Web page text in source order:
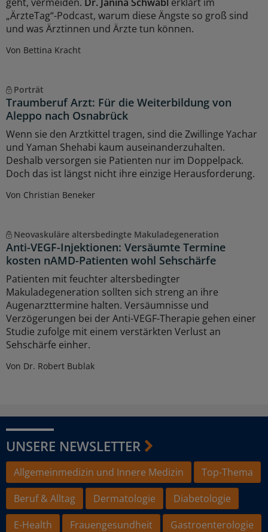
„ÄrzteTag“-Podcast, warum diese Ängste so groß sind
und was Ärztinnen und Ärzte tun können.
Von Bettina Kracht
Porträt
Traumberuf Arzt: Für die Weiterbildung von
Aleppo nach Osnabrück
Wenn sie den Arztkittel tragen, sind die Zwillinge Yachar
und Yaman Shehabi kaum auseinanderzuhalten.
Deshalb versorgen sie Patienten nur im Doppelpack.
Doch das ist längst nicht ihre einzige Herausforderung.
Von Christian Beneker
Neovaskuläre altersbedingte Makuladegeneration
Anti-VEGF-Injektionen: Versäumte Termine
kosten nAMD-Patienten wohl Sehschärfe
Patienten mit feuchter altersbedingter
Makuladegeneration sollten sich streng an ihre
Augenarzttermine halten. Versäumnisse und
Verzögerungen bei der Anti-VEGF-Therapie gehen einer
Studie zufolge mit einem verstärkten Verlust an
Sehschärfe einher.
Von Dr. Robert Bublak
UNSERE NEWSLETTER
Allgemeinmedizin und Innere Medizin
Top-Thema
Beruf & Alltag
Dermatologie
Diabetologie
E-Health
Frauengesundheit
Gastroenterologie